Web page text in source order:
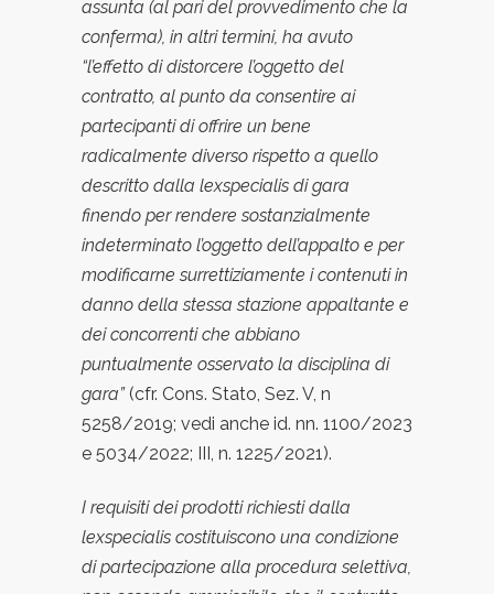
assunta (al pari del provvedimento che la
conferma), in altri termini, ha avuto
“l’effetto di distorcere l’oggetto del
contratto, al punto da consentire ai
partecipanti di offrire un bene
radicalmente diverso rispetto a quello
descritto dalla lexspecialis di gara
finendo per rendere sostanzialmente
indeterminato l’oggetto dell’appalto e per
modificarne surrettiziamente i contenuti in
danno della stessa stazione appaltante e
dei concorrenti che abbiano
puntualmente osservato la disciplina di
gara”(cfr. Cons. Stato, Sez. V, n
5258/2019; vedi anche id. nn. 1100/2023
e 5034/2022; III, n. 1225/2021).
I requisiti dei prodotti richiesti dalla
lexspecialis costituiscono una condizione
di partecipazione alla procedura selettiva,